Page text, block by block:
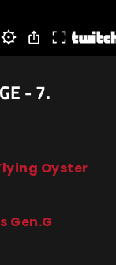
- 7.
Oyster
Gen.G